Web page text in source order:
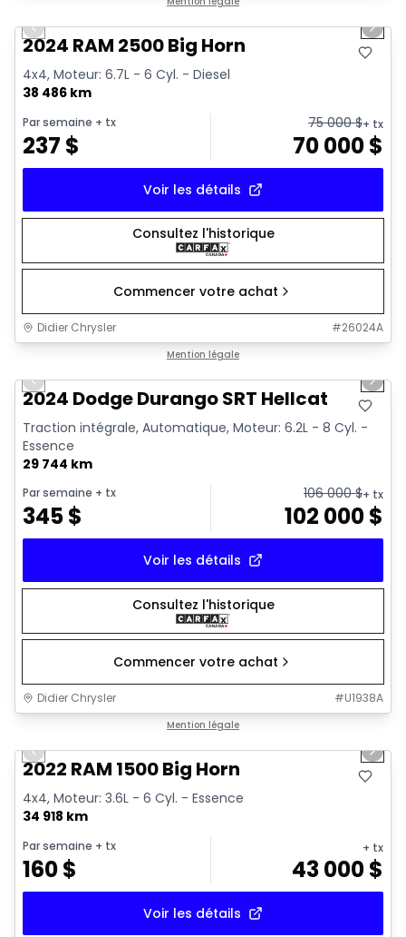
Previous slide Next
2024 RAM 2500 Big Horn
4x4, Moteur: 6.7L - 6 Cyl. - Diesel
38 486 km
Par semaine + tx
237 $
75 000$+ tx
70 000$
Voir les détails
Consultez l'historique
Commencer votre achat
Didier Chrysler #26024A
Mention légale
Previous slide Next
2024 Dodge Durango SRT Hellcat
Traction intégrale, Automatique, Moteur: 6.2L - 8 Cyl. -
Essence
29 744 km
Par semaine + tx
345$
106 000$+ tx
102 000$
Voir les détails
Consultez l'historique
Commencer votre achat
Didier Chrysler #U1938A
Mention légale
Previous slide Next
2022 RAM 1500 Big Horn
4x4, Moteur: 3.6L - 6 Cyl. - Essence
34 918 km
Par semaine + tx
160$
+ tx
43 000$
Voir les détails